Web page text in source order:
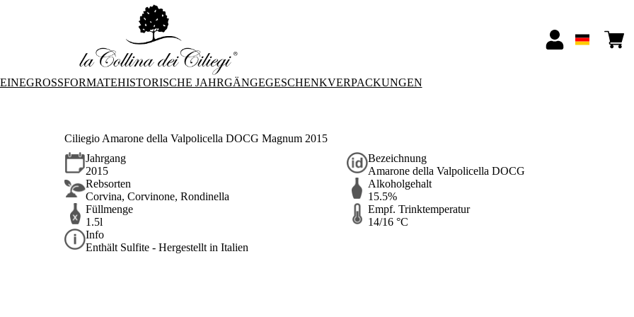
GROSSFORMATE HISTORISCHE JAHRGÄNGEGESCHENKVERPACKUNGEN
Ciliegio Amarone della Valpolicella DOCG Magnum 2015
Jahrgang
2015
Bezeichnung
Amarone della Valpolicella DOCG
Rebsorten
Corvina, Corvinone, Rondinella
Alkoholgehalt
15.5%
Füllmenge
1.5l
Empf. Trinktemperatur
14/16 °C
Info
Enthält Sulfite - Hergestellt in Italien